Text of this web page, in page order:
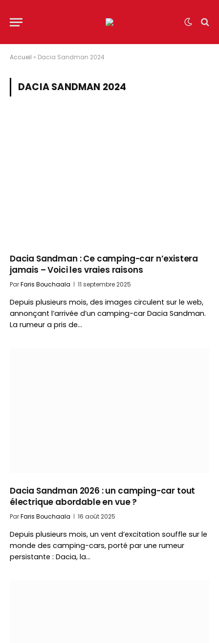
Accueil » Dacia Sandman 2024
DACIA SANDMAN 2024
Dacia Sandman : Ce camping-car n’existera
jamais – Voici les vraies raisons
ParFaris Bouchaala 11 septembre 2025
Depuis plusieurs mois, des images circulent sur le web,
annonçant l’arrivée d’un camping-car Dacia Sandman.
La rumeur a pris de…
Dacia Sandman 2026 : un camping-car tout
électrique abordable en vue ?
ParFaris Bouchaala 16 août 2025
Depuis plusieurs mois, un vent d’excitation souffle sur le
monde des camping-cars, porté par une rumeur
persistante : Dacia, la…